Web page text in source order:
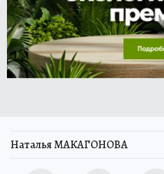
Наталья МАКАГОНОВА